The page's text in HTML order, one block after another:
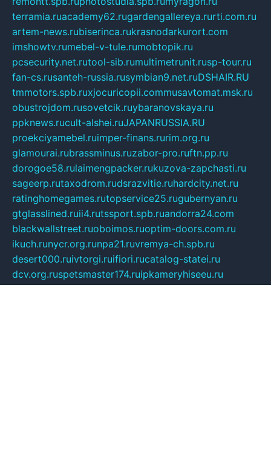
terramia.ruacademy62.rugardengallereya.rurti.com.ru
artem-news.rubiserinca.rukrasnodarkurort.com
imshowtv.rumebel-v-tule.rumobtopik.ru
pcsecurity.net.rutool-sib.rumultimetrunit.rusp-tour.ru
fan-cs.rusanteh-russia.rusymbian9.net.ruDSHAIR.RU
tmmotors.spb.ruxjocuricopii.commusavtomat.msk.ru
obustrojdom.rusovetcik.ruybaranovskaya.ru
ppknews.rucult-alshei.ruJAPANRUSSIA.RU
proekciyamebel.ruimper-finans.rurim.org.ru
glamourai.rubrassminus.ruzabor-pro.ruftn.pp.ru
dorogoe58.rulaimengpacker.rukuzova-zapchasti.ru
sageerp.rutaxodrom.rudsrazvitie.ruhardcity.net.ru
ratinghomegames.rutopservice25.rugubernyan.ru
gtglasslined.ruii4.rutssport.spb.ruandorra24.com
blackwallstreet.ruoboimos.ruoptim-doors.com.ru
ikuch.runycr.org.runpa21.ruvremya-ch.spb.ru
desert000.ruivtorgi.ruifiori.rucatalog-statei.ru
dcv.org.ruspetsmaster174.ruipkameryhiseeu.ru
dum26.ruruspol.spb.rufr-opendp.rukam-solnyshko.ru